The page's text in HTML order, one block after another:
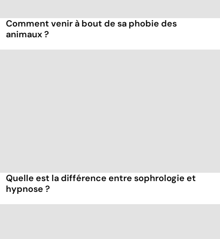
Comment venir à bout de sa phobie des
animaux ?
Quelle est la différence entre sophrologie et
hypnose ?